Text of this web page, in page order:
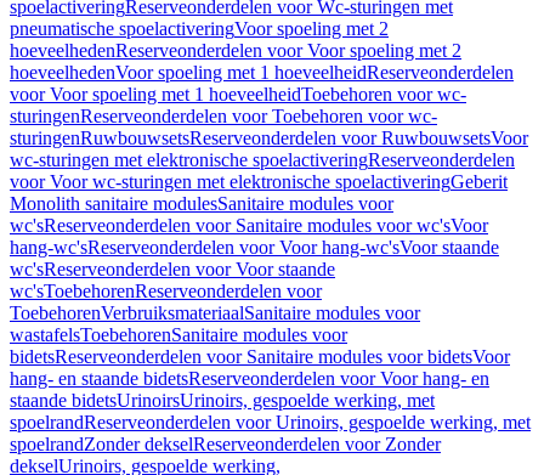
spoelactiveringReserveonderdelen voor Wc-sturingen met
pneumatische spoelactiveringVoor spoeling met 2
hoeveelhedenReserveonderdelen voor Voor spoeling met 2
hoeveelhedenVoor spoeling met 1 hoeveelheidReserveonderdelen
voor Voor spoeling met 1 hoeveelheidToebehoren voor wc-
sturingenReserveonderdelen voor Toebehoren voor wc-
sturingenRuwbouwsetsReserveonderdelen voor RuwbouwsetsVoor
wc-sturingen met elektronische spoelactiveringReserveonderdelen
voor Voor wc-sturingen met elektronische spoelactiveringGeberit
Monolith sanitaire modulesSanitaire modules voor
wc'sReserveonderdelen voor Sanitaire modules voor wc'sVoor
hang-wc'sReserveonderdelen voor Voor hang-wc'sVoor staande
wc'sReserveonderdelen voor Voor staande
wc'sToebehorenReserveonderdelen voor
ToebehorenVerbruiksmateriaalSanitaire modules voor
wastafelsToebehorenSanitaire modules voor
bidetsReserveonderdelen voor Sanitaire modules voor bidetsVoor
hang- en staande bidetsReserveonderdelen voor Voor hang- en
staande bidetsUrinoirsUrinoirs, gespoelde werking, met
spoelrandReserveonderdelen voor Urinoirs, gespoelde werking, met
spoelrandZonder dekselReserveonderdelen voor Zonder
dekselUrinoirs, gespoelde werking,